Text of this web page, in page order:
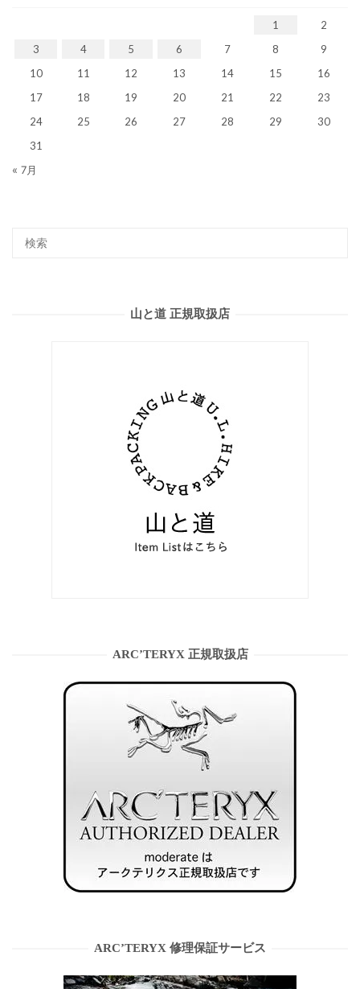
1
2
3
4 5 6 7 8
9
10
11 12 13 14 15
16
17
18 19 20 21 22
23
24
25 26 27 28 29
30
31
« 7月
山と道 正規取扱店
ARC’TERYX 正規取扱店
ARC’TERYX 修理保証サービス